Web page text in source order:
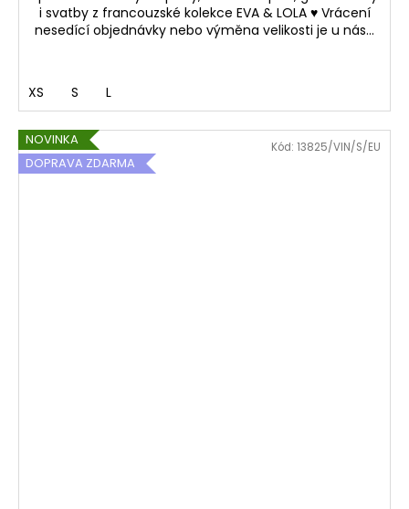
i svatby z francouzské kolekce EVA & LOLA ♥ Vrácení
nesedící objednávky nebo výměna velikosti je u nás...
XS S L
NOVINKA
DOPRAVA ZDARMA
Kód: 13825/VIN/S/EU